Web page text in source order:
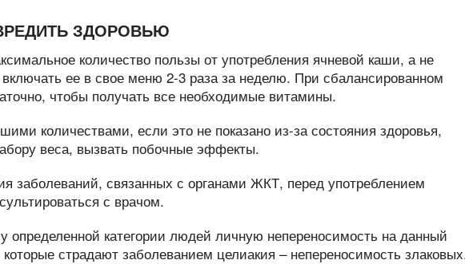
ЗДОРОВЬЮ
количество пользы от употребления ячневой каши, а не
ее в свое меню 2-3 раза за неделю. При сбалансированном
чтобы получать все необходимые витамины.
количествами, если это не показано из-за состояния здоровья,
веса, вызвать побочные эффекты.
заболеваний, связанных с органами ЖКТ, перед употреблением
с врачом.
определенной категории людей личную непереносимость на данный
страдают заболеванием целиакия – непереносимость